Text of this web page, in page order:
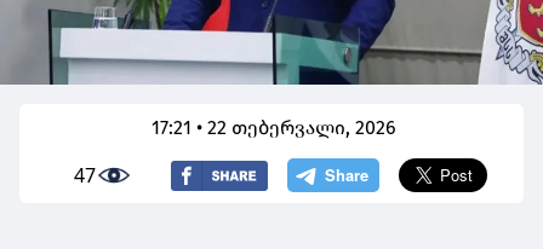
17:21 • 22 თებერვალი, 2026
47